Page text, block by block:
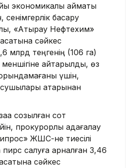
экономикалық аймақты
басқару
«Атырау Нефтехим»
сәйкес
млрд теңгенің (106 га)
қайтарылды, өз
үшін,
қатарынан
созылған сот
прокурорлық қадағалау
ЖШС-не тиесілі
салуға арналған 3,46
сәйкес